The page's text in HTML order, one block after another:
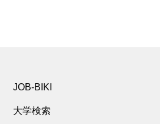
JOB-BIKI
大学検索